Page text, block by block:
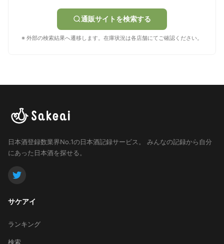
通販サイトを検索する
※ 外部の検索結果へ遷移します。在庫状況は各店舗にてご確認ください。
日本酒登録数業界No.1の日本酒記録サービス。
みんなの記録から自分
にあった日本酒を探せる。
サケアイ
ランキング
検索